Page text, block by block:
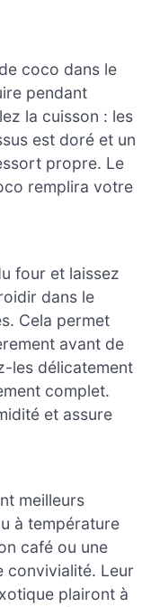
coco dans le
pendant
la cuisson : les
est doré et un
propre. Le
remplira votre
four et laissez
dans le
Cela permet
avant de
les délicatement
complet.
et assure
meilleurs
à température
café ou une
convivialité. Leur
plairont à